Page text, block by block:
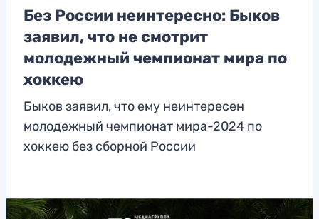
Без России неинтересно: Быков
заявил, что не смотрит
молодежный чемпионат мира по
хоккею
Быков заявил, что ему неинтересен
молодежный чемпионат мира-2024 по
хоккею без сборной России